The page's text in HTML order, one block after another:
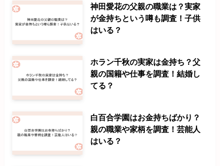
神田愛花の父親の職業は？実家
が金持ちという噂も調査！子供
はいる？
ホラン千秋の実家は金持ち？父
親の国籍や仕事を調査！結婚し
てる？
白百合学園はお金持ちばかり？
親の職業や家柄を調査！芸能人
はいる？